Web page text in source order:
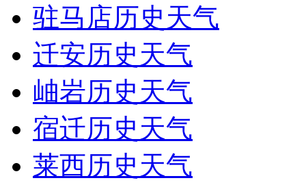
驻马店历史天气
迁安历史天气
岫岩历史天气
宿迁历史天气
莱西历史天气